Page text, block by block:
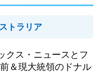
トラリア
クス・ニュースとフ
＆現大統領のドナル